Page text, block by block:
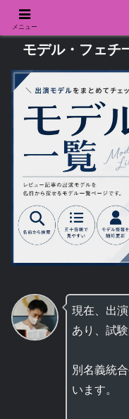
モデル・フェチ
現在、出
あり、試
別名義統
います。
メニュー